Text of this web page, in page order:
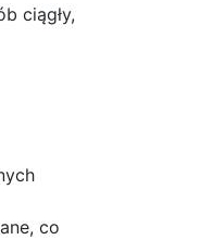
ciągły,
co